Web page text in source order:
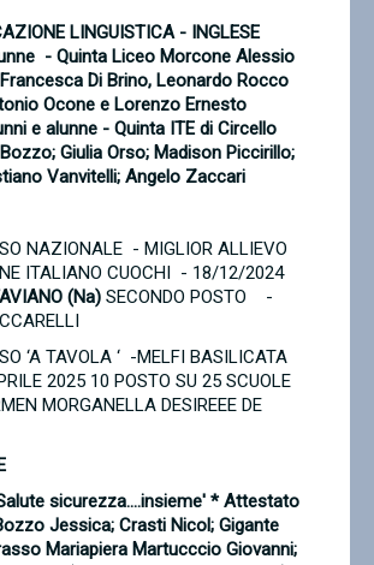
LINGUISTICA - INGLESE
- Quinta Liceo Morcone Alessio
Di Brino, Leonardo Rocco
Ocone e Lorenzo Ernesto
e alunne - Quinta ITE di Circello
Giulia Orso; Madison Piccirillo;
Vanvitelli; Angelo Zaccari
NAZIONALE - MIGLIOR ALLIEVO
ITALIANO CUOCHI - 18/12/2024
(Na) SECONDO POSTO -
‘A TAVOLA ‘ -MELFI BASILICATA
2025 10 POSTO SU 25 SCUOLE
MORGANELLA DESIREEE DE
sicurezza....insieme' * Attestato
Jessica; Crasti Nicol; Gigante
Mariapiera Martucccio Giovanni;